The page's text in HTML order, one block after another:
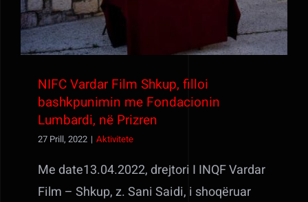
NIFC Vardar Film Shkup, filloi
bashkpunimin me Fondacionin
Lumbardi, në Prizren
27 Prill, 2022 | Aktivitete
Me date13.04.2022, drejtori I INQF Vardar
Film – Shkup, z. Sani Saidi, i shoqëruar